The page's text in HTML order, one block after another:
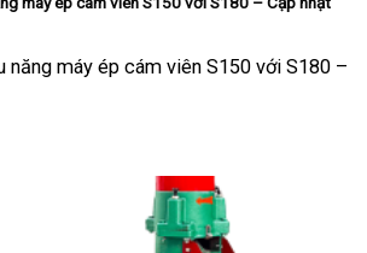
năng máy ép cám viên S150 với S180 –